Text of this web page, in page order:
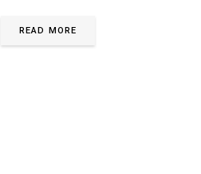
READ MORE